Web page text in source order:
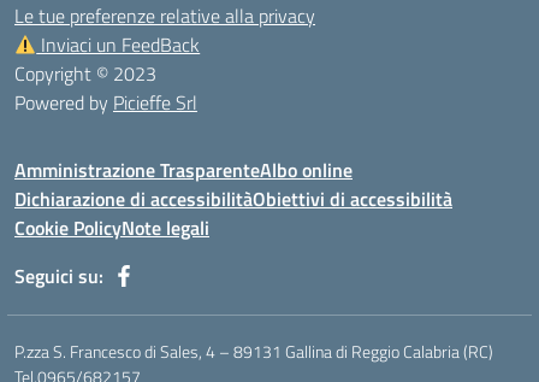
Le tue preferenze relative alla privacy
Inviaci un FeedBack
Copyright © 2023
Powered by Picieffe Srl
Amministrazione TrasparenteAlbo online
Dichiarazione di accessibilitàObiettivi di accessibilità
Cookie PolicyNote legali
Seguici su:
P.zza S. Francesco di Sales, 4 – 89131 Gallina di Reggio Calabria (RC)
Tel.0965/682157